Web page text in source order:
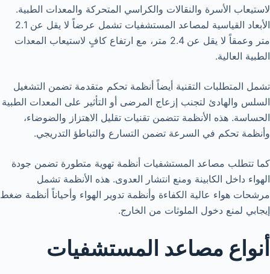
لاستيعاب الأسرة والنقالات والكراسي المتحركة والمعدات الطبية.
الأبعاد القياسية لمصاعد المستشفيات تشمل عرضاً لا يقل عن 2.1
متر وعمقاً لا يقل عن 2.4 متر، مع ارتفاع كافٍ لاستيعاب المعدات
الطبية العالية.
تشمل المتطلبات التقنية أيضاً أنظمة تحكم متقدمة تضمن التشغيل
السلس والهادئ لتجنب إزعاج المرضى أو التأثير على المعدات الطبية
الحساسة. هذه الأنظمة تتضمن تقنيات تقليل الاهتزاز والضوضاء،
وأنظمة تحكم في السرعة تضمن التسارع والتباطؤ التدريجي.
كما تتطلب مصاعد المستشفيات أنظمة تهوية متطورة تضمن جودة
الهواء داخل الكابينة ومنع انتشار العدوى. هذه الأنظمة تشمل
مرشحات هواء عالية الكفاءة وأنظمة تدوير الهواء وأحياناً أنظمة ضغط
إيجابي لمنع دخول الملوثات من الخارج.
أنواع مصاعد المستشفيات